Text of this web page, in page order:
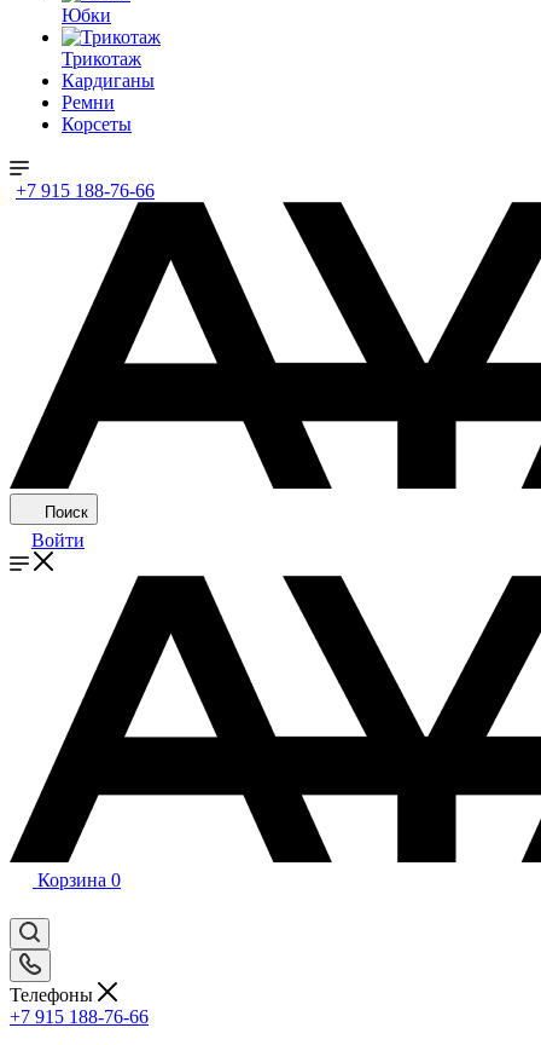
Юбки
Трикотаж
Кардиганы
Ремни
Корсеты
+7 915 188-76-66
Поиск
Войти
Корзина 0
Телефоны
+7 915 188-76-66